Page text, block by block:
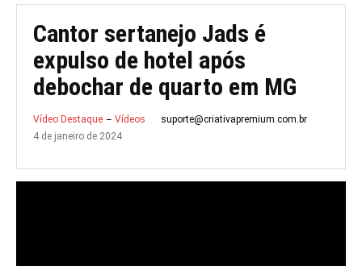
Cantor sertanejo Jads é
expulso de hotel após
debochar de quarto em MG
Vídeo Destaque Vídeos
suporte@criativapremium.com.br
4 de janeiro de 2024